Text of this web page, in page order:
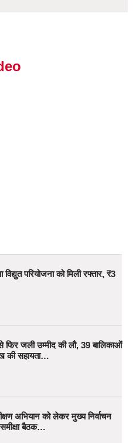
परियोजना को मिली रफ्तार, ₹3
फिर जली उम्मीद की लौ, 39 बालिकाओं
की सहायता…
अभियान को लेकर मुख्य निर्वाचन
बैठक…